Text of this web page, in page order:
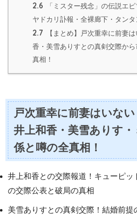
2.6
「ミスター残念」の伝説エ
ヤドカリ訃報・全裸廊下・タン
2.7
【まとめ】戸次重幸に前妻
香・美雪ありすとの真剣交際か
真相！
戸次重幸に前妻はいない
井上和香・美雪ありす
係と噂の全真相！
井上和香との交際報道！キューピッ
の交際公表と破局の真相
美雪ありすとの真剣交際！結婚前提